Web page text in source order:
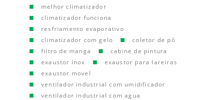
melhor climatizador
climatizador funciona
resfriamento evaporativo
climatizador com gelo
coletor de pó
filtro de manga
cabine de pintura
exaustor inox
exaustor para lareiras
exaustor movel
ventilador industrial com umidificador
ventilador industrial com agua